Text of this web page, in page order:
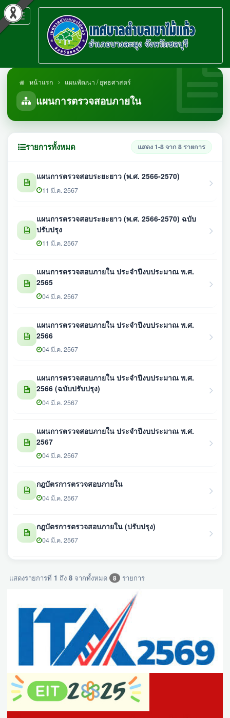
Toggle
navigation
หน้าแรก แผนพัฒนา / ยุทธศาสตร์
แผนการตรวจสอบภายใน
รายการทั้งหมด แสดง 1-8 จาก 8 รายการ
แผนการตรวจสอบระยะยาว (พ.ศ. 2566-2570)
11 มี.ค. 2567
แผนการตรวจสอบระยะยาว (พ.ศ. 2566-2570) ฉบับ
ปรับปรุง
11 มี.ค. 2567
แผนการตรวจสอบภายใน ประจำปีงบประมาณ พ.ศ.
2565
04 มี.ค. 2567
แผนการตรวจสอบภายใน ประจำปีงบประมาณ พ.ศ.
2566
04 มี.ค. 2567
แผนการตรวจสอบภายใน ประจำปีงบประมาณ พ.ศ.
2566 (ฉบับปรับปรุง)
04 มี.ค. 2567
แผนการตรวจสอบภายใน ประจำปีงบประมาณ พ.ศ.
2567
04 มี.ค. 2567
กฎบัตรการตรวจสอบภายใน
04 มี.ค. 2567
กฎบัตรการตรวจสอบภายใน (ปรับปรุง)
04 มี.ค. 2567
แสดงรายการที่ 1 ถึง 8 จากทั้งหมด 8 รายการ